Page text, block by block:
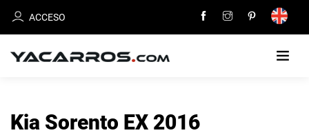
ACCESO
Kia Sorento EX 2016